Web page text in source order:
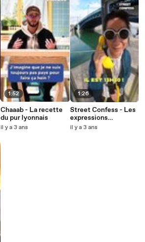
1:52
Chaaab - La recette
du pur lyonnais
il y a 3 ans
1:26
Street Confess - Les
expressions
lyonnaises
il y a 3 ans